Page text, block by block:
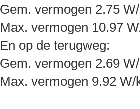
Gem. vermogen 2.75
Max. vermogen 10.97
En op de terugweg:
Gem. vermogen 2.69
Max. vermogen 9.92 W/